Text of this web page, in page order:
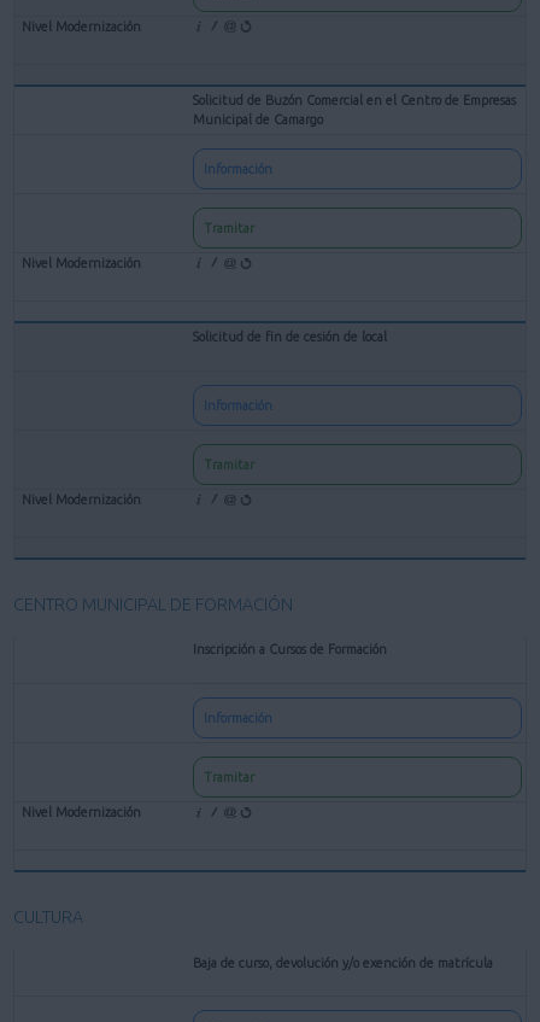
Solicitud de Buzón Comercial en el Centro de Empresas
Municipal de Camargo
Información
Tramitar
Solicitud de fin de cesión de local
Información
Tramitar
CENTRO MUNICIPAL DE FORMACIÓN
Inscripción a Cursos de Formación
Información
Tramitar
CULTURA
Baja de curso, devolución y/o exención de matrícula